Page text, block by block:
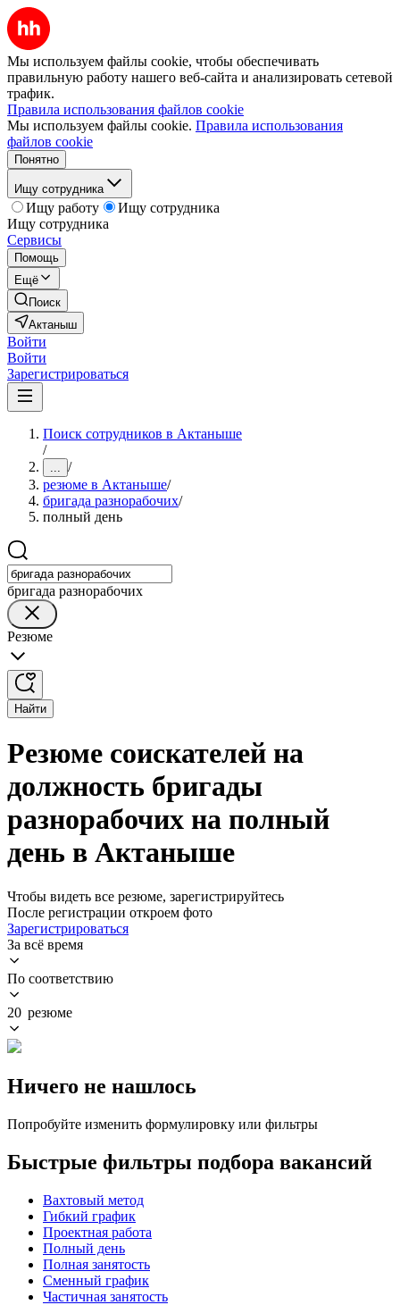
Мы используем файлы cookie, чтобы обеспечивать
правильную работу нашего веб-сайта и анализировать сетевой
трафик.
Правила использования файлов cookie
Мы используем файлы cookie. Правила использования
файлов cookie
Понятно
Ищу сотрудника
Ищу работу
Ищу сотрудника
Ищу сотрудника
Сервисы
Помощь
Ещё
Поиск
Актаныш
Войти
Войти
Зарегистрироваться
Поиск сотрудников в Актаныше
/
... /
резюме в Актаныше/
бригада разнорабочих/
полный день
бригада разнорабочих
Резюме
Найти
Резюме соискателей на
должность бригады
разнорабочих на полный
день в Актаныше
Чтобы видеть все резюме, зарегистрируйтесь
После регистрации откроем фото
Зарегистрироваться
За всё время
По соответствию
20 резюме
Ничего не нашлось
Попробуйте изменить формулировку или фильтры
Быстрые фильтры подбора вакансий
Вахтовый метод
Гибкий график
Проектная работа
Полный день
Полная занятость
Сменный график
Частичная занятость